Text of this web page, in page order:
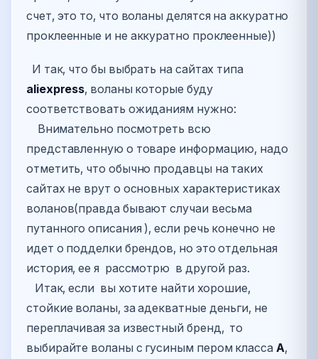
счет, это то, что воланы делятся на аккуратно
проклеенные и не аккуратно проклеенные))
И так, что бы выбрать на сайтах типа
aliexpress, воланы которые буду
соответствовать ожиданиям нужно:
Внимательно посмотреть всю
представленную о товаре информацию, надо
отметить, что обычно продавцы на таких
сайтах не врут о основных характеристиках
воланов(правда бывают случаи весьма
путанного описания ), если речь конечно не
идет о подделки брендов, но это отдельная
история, ее я рассмотрю в другой раз.
Итак, если вы хотите найти хорошие,
стойкие воланы, за адекватные деньги, не
переплачивая за известный бренд, то
выбирайте воланы с гусиным пером класса А,